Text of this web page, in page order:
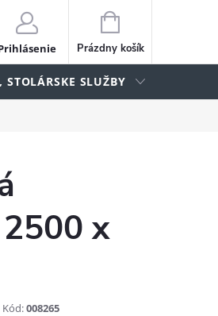
NÁKUPNÝ
KOŠÍK
Prázdny košík
STOLÁRSKE SLUŽBY
x
Kód:008265